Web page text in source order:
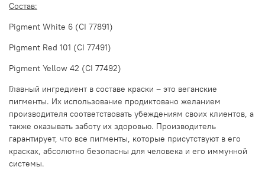
Состав:
Pigment White 6 (CI 77891)
Pigment Red 101 (CI 77491)
Pigment Yellow 42 (CI 77492)
Главный ингредиент в составе краски – это веганские
пигменты. Их использование продиктовано желанием
производителя соответствовать убеждениям своих клиентов, а
также оказывать заботу их здоровью. Производитель
гарантирует, что все пигменты, которые присутствуют в его
красках, абсолютно безопасны для человека и его иммунной
системы.